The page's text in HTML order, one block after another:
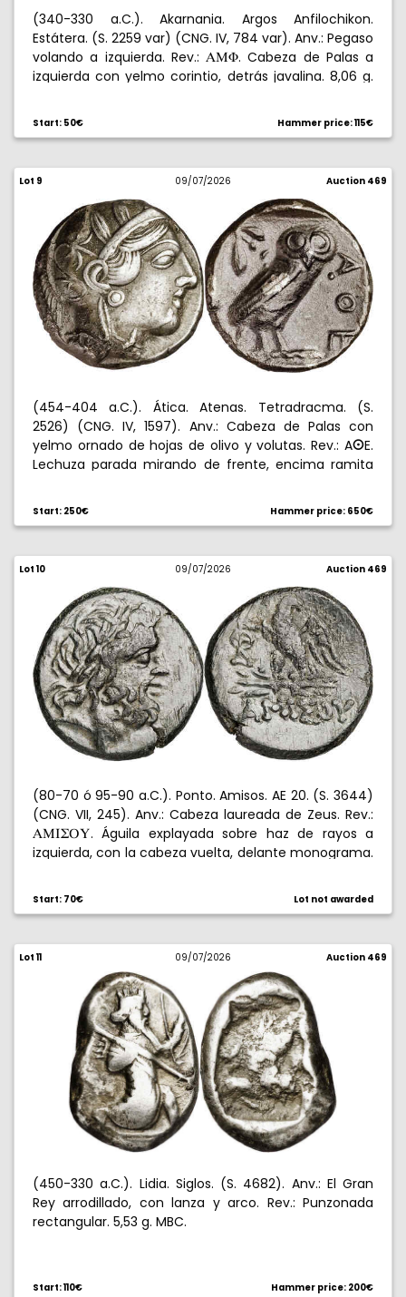
(340-330 a.C.). Akarnania. Argos Anfilochikon.
Estátera. (S. 2259 var) (CNG. IV, 784 var). Anv.: Pegaso
volando a izquierda. Rev.: AMF. Cabeza de Palas a
izquierda con yelmo corintio, detrás javalina. 8,06 g.
Start: 50€ Hammer price: 115€
Lot 9 09/07/2026 Auction 469
(454-404 a.C.). Ática. Atenas. Tetradracma. (S.
2526) (CNG. IV, 1597). Anv.: Cabeza de Palas con
yelmo ornado de hojas de olivo y volutas. Rev.: ABE.
Lechuza parada mirando de frente, encima ramita
g. EBC-.
Start: 250€ Hammer price: 650€
Lot 10 09/07/2026 Auction 469
(80-70 ó 95-90 a.C.). Ponto. Amisos. AE 20. (S. 3644)
(CNG. VII, 245). Anv.: Cabeza laureada de Zeus. Rev.:
AMIWPY. Águila explayada sobre haz de rayos a
izquierda, con la cabeza vuelta, delante monograma.
Start: 70€ Lot not awarded
Lot 11 09/07/2026 Auction 469
(450-330 a.C.). Lidia. Siglos. (S. 4682). Anv.: El Gran
Rey arrodillado, con lanza y arco. Rev.: Punzonada
rectangular. 5,53 g. MBC.
Start: 110€ Hammer price: 200€